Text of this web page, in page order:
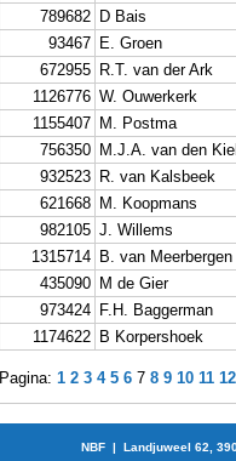
789682 D Bais
93467 E. Groen
672955 R.T. van der Ark
1126776 W. Ouwerkerk
1155407 M. Postma
756350 M.J.A. van den
932523 R. van Kalsbeek
621668 M. Koopmans
982105 J. Willems
1315714 B. van Meerbergen
435090 M de Gier
973424 F.H. Baggerman
1174622 B Korpershoek
Pagina: 1 2 3 4 5 6 7 8 9 10 11 12
NBF | Landjuweel 62,